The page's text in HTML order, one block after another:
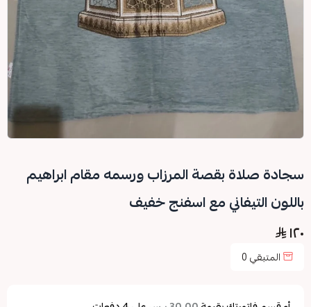
سجادة صلاة بقصة المرزاب ورسمه مقام ابراهيم
باللون التيفاني مع اسفنج خفيف
١٢٠
المتبقي0